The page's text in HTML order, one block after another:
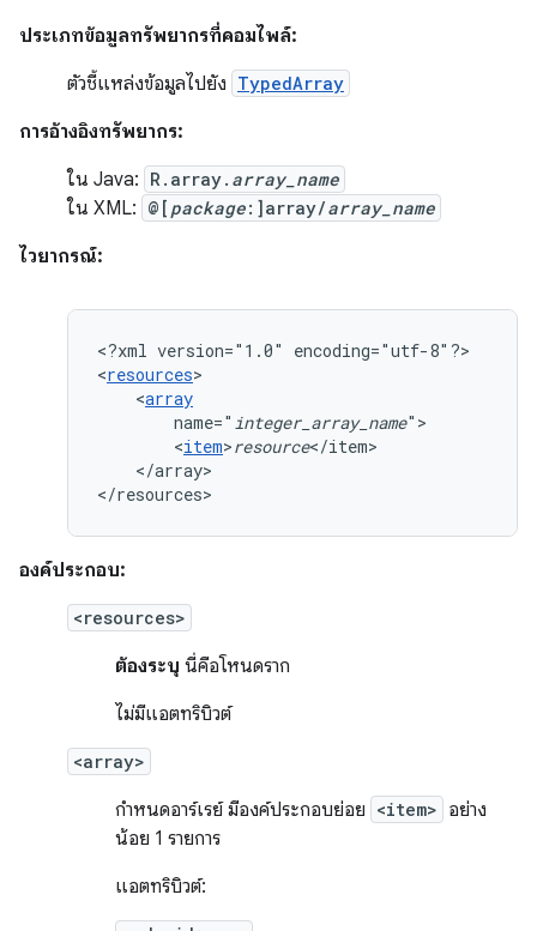
ประเภทข้อมูลทรัพยากรที่คอมไพล์:
ตัวชี้แหล่งข้อมูลไปยัง TypedArray
การอ้างอิงทรัพยากร:
ใน Java: R.array. array_name
ใน XML: @[ package:]array/array_name
ไวยากรณ์:
<?xml version="1.0"
encoding="utf-8"?>
<resources
<array
name=" integer_array_name
<item>resource
</array>
</resources>
องค์ประกอบ:
<resources>
ต้องระบุ นี่คือโหนดราก
ไม่มีแอตทริบิวต์
<array>
กำหนดอาร์เรย์ มีองค์ประกอบย่อย <item> อย่าง
น้อย 1 รายการ
แอตทริบิวต์: